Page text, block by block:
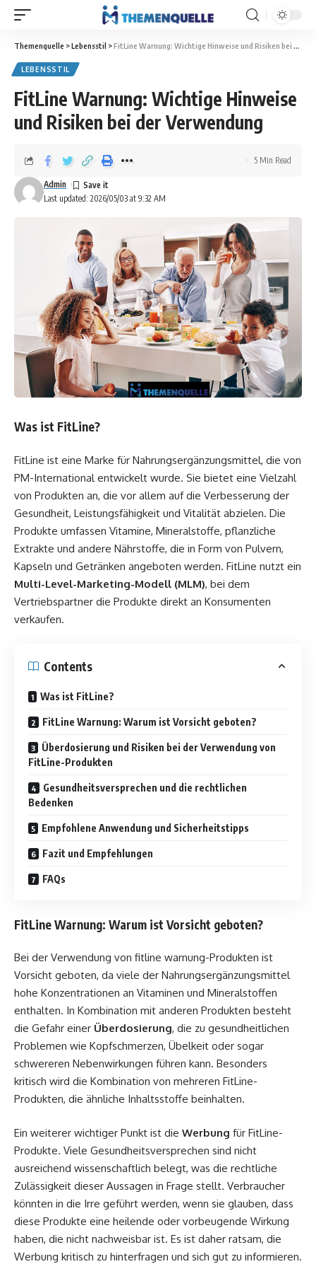
Themenquelle >Lebensstil >FitLine Warnung: Wichtige Hinweise und Risiken bei der Verwendung
LEBENSSTIL
FitLine Warnung: Wichtige Hinweise
und Risiken bei der Verwendung
Last updated: 2026/05/03 at 9:32 AM
Admin
5 Min Read
Was ist FitLine?
FitLine ist eine Marke für Nahrungsergänzungsmittel, die von
PM-International entwickelt wurde. Sie bietet eine Vielzahl
von Produkten an, die vor allem auf die Verbesserung der
Gesundheit, Leistungsfähigkeit und Vitalität abzielen. Die
Produkte umfassen Vitamine, Mineralstoffe, pflanzliche
Extrakte und andere Nährstoffe, die in Form von Pulvern,
Kapseln und Getränken angeboten werden. FitLine nutzt ein
Multi-Level-Marketing-Modell (MLM), bei dem
Vertriebspartner die Produkte direkt an Konsumenten
verkaufen.
Contents
Was ist FitLine?
FitLine Warnung: Warum ist Vorsicht geboten?
Überdosierung und Risiken bei der Verwendung von
FitLine-Produkten
Gesundheitsversprechen und die rechtlichen
Bedenken
Empfohlene Anwendung und Sicherheitstipps
Fazit und Empfehlungen
FAQs
FitLine Warnung: Warum ist Vorsicht geboten?
Bei der Verwendung von fitline warnung-Produkten ist
Vorsicht geboten, da viele der Nahrungsergänzungsmittel
hohe Konzentrationen an Vitaminen und Mineralstoffen
enthalten. In Kombination mit anderen Produkten besteht
die Gefahr einer Überdosierung, die zu gesundheitlichen
Problemen wie Kopfschmerzen, Übelkeit oder sogar
schwereren Nebenwirkungen führen kann. Besonders
kritisch wird die Kombination von mehreren FitLine-
Produkten, die ähnliche Inhaltsstoffe beinhalten.
Ein weiterer wichtiger Punkt ist die Werbung für FitLine-
Produkte. Viele Gesundheitsversprechen sind nicht
ausreichend wissenschaftlich belegt, was die rechtliche
Zulässigkeit dieser Aussagen in Frage stellt. Verbraucher
könnten in die Irre geführt werden, wenn sie glauben, dass
diese Produkte eine heilende oder vorbeugende Wirkung
haben, die nicht nachweisbar ist. Es ist daher ratsam, die
Werbung kritisch zu hinterfragen und sich gut zu informieren.